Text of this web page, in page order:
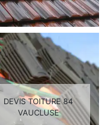
DEVIS TOITURE 84
VAUCLUSE